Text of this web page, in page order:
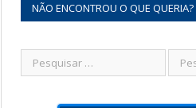
NÃO ENCONTROU O QUE QUERIA?